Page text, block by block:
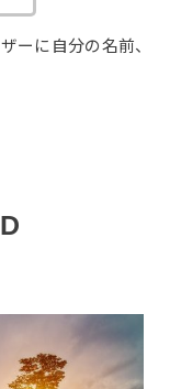
ーに自分の名前、